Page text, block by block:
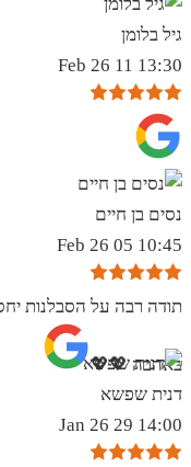
גיל בלומן
13:30 11 Feb 26
נסים בן חיים
10:45 05 Feb 26
תודה רבה על הסבלנות
באהבה 💖💖
דנית שפשא
14:00 29 Jan 26